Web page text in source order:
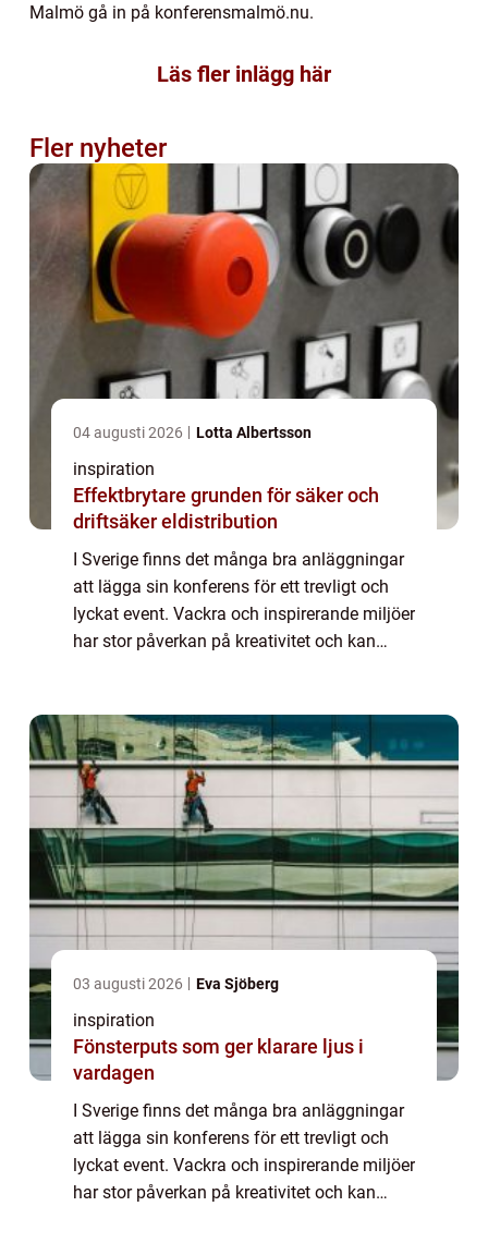
Malmö gå in på konferensmalmö.nu.
Läs fler inlägg här
Fler nyheter
04 augusti 2026 Lotta Albertsson
inspiration
Effektbrytare grunden för säker och
driftsäker eldistribution
I Sverige finns det många bra anläggningar
att lägga sin konferens för ett trevligt och
lyckat event. Vackra och inspirerande miljöer
har stor påverkan på kreativitet och kan
03 augusti 2026 Eva Sjöberg
inspiration
Fönsterputs som ger klarare ljus i
vardagen
I Sverige finns det många bra anläggningar
att lägga sin konferens för ett trevligt och
lyckat event. Vackra och inspirerande miljöer
har stor påverkan på kreativitet och kan